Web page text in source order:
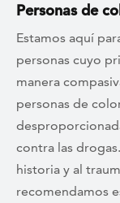
Personas de
Estamos aquí
personas cuyo
manera
personas de
contra las
historia y al
recomendamos